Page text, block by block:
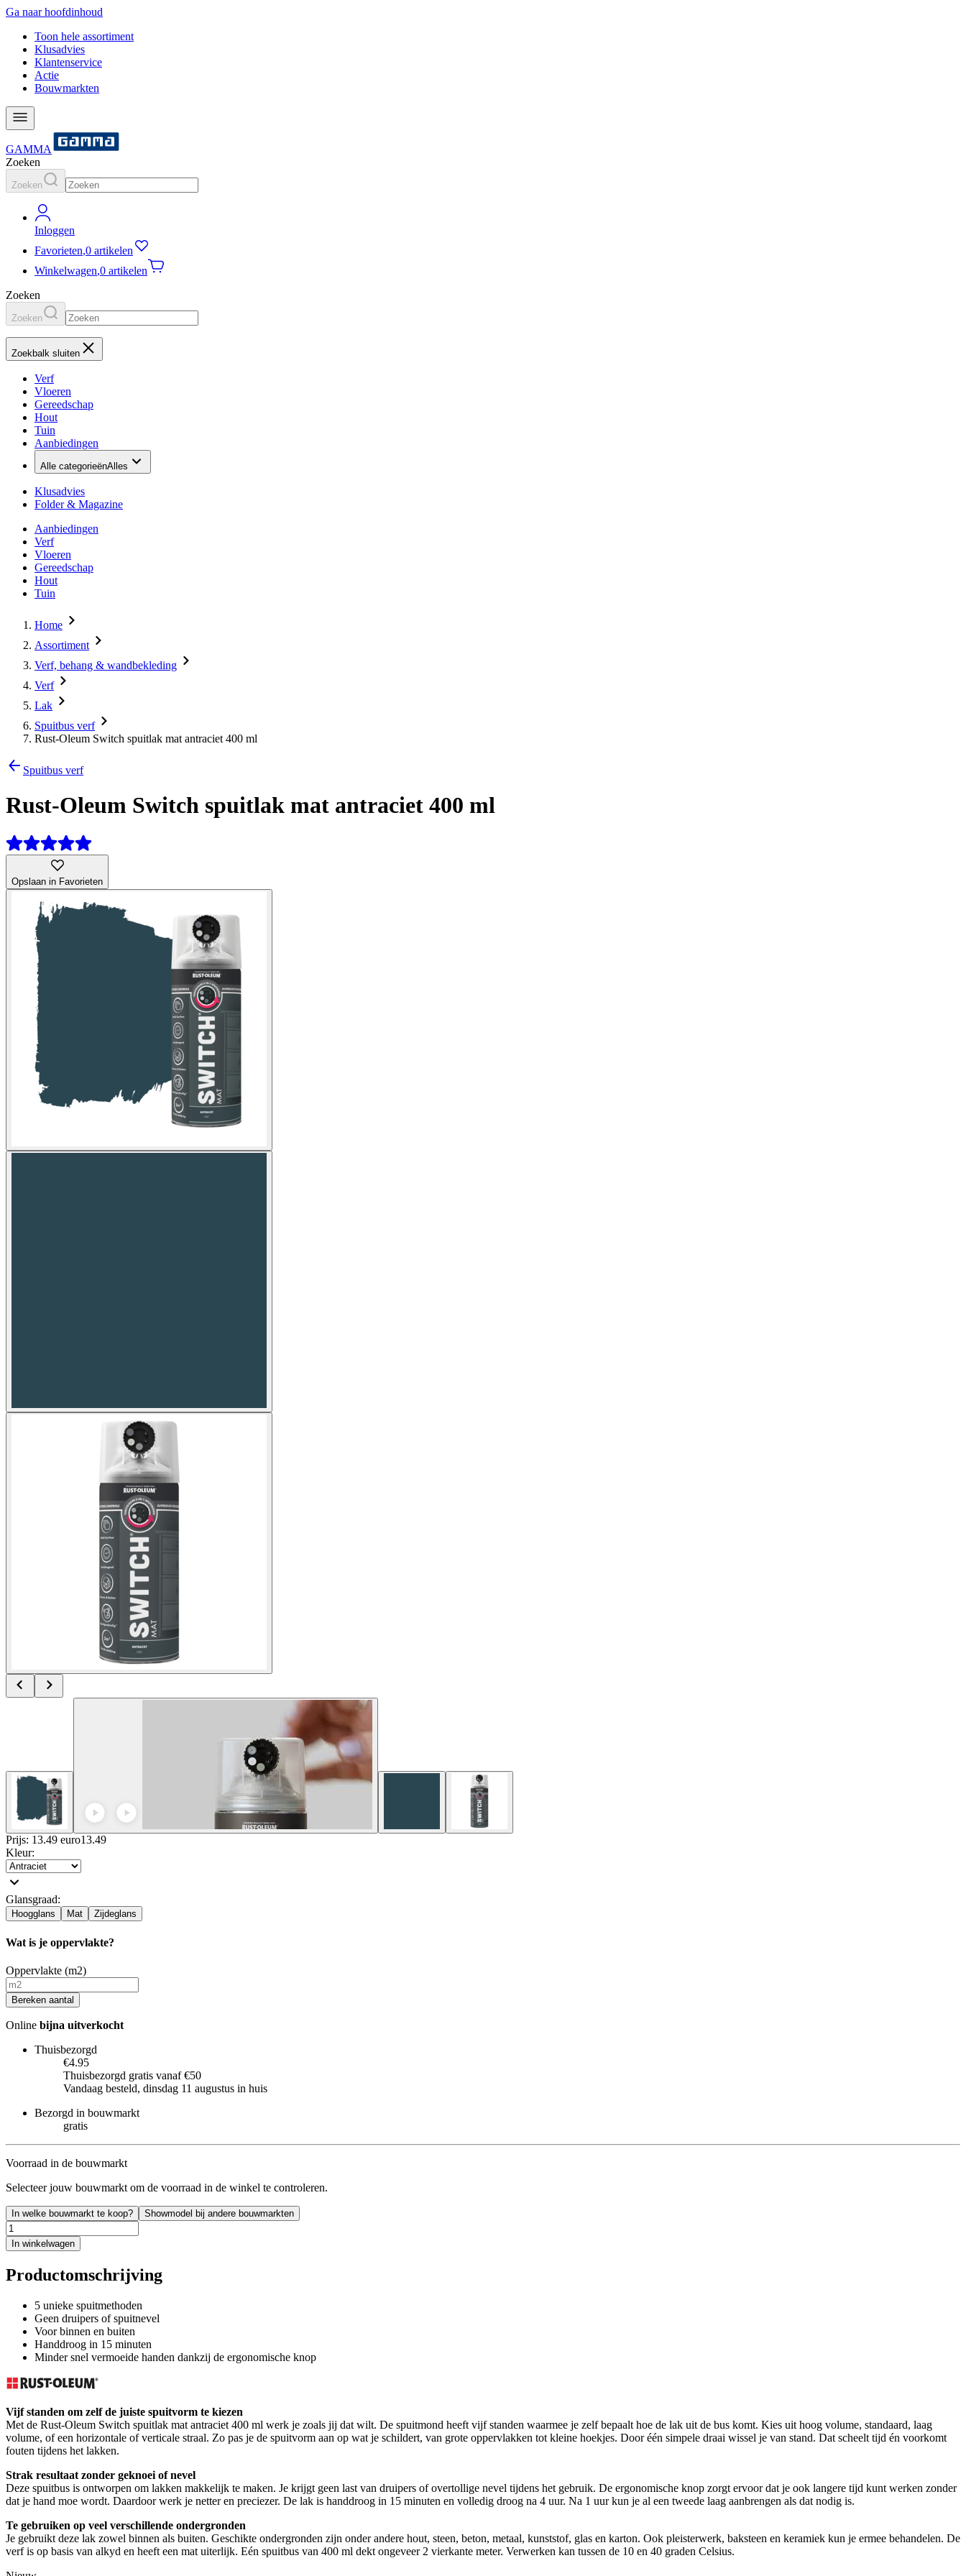
Ga naar hoofdinhoud
Toon hele assortiment
Klusadvies
Klantenservice
Actie
Bouwmarkten
GAMMA
Zoeken
Zoeken
Inloggen
Favorieten,0 artikelen
Winkelwagen,0 artikelen
Zoeken
Zoeken
Zoekbalk sluiten
Verf
Vloeren
Gereedschap
Hout
Tuin
Aanbiedingen
Alle categorieënAlles
Klusadvies
Folder & Magazine
Aanbiedingen
Verf
Vloeren
Gereedschap
Hout
Tuin
Home
Assortiment
Verf, behang & wandbekleding
Verf
Lak
Spuitbus verf
Rust-Oleum Switch spuitlak mat antraciet 400 ml
Spuitbus verf
Rust-Oleum Switch spuitlak mat antraciet 400 ml
Opslaan in Favorieten
Prijs: 13.49 euro13.49
Kleur:
Glansgraad:
Hoogglans Mat Zijdeglans
Wat is je oppervlakte?
Oppervlakte (m2)
Bereken aantal
Online bijna uitverkocht
Thuisbezorgd
€4.95
Thuisbezorgd gratis vanaf €50
Vandaag besteld, dinsdag 11 augustus in huis
Bezorgd in bouwmarkt
gratis
Voorraad in de bouwmarkt
Selecteer jouw bouwmarkt om de voorraad in de winkel te controleren.
In welke bouwmarkt te koop? Showmodel bij andere bouwmarkten
In winkelwagen
Productomschrijving
5 unieke spuitmethoden
Geen druipers of spuitnevel
Voor binnen en buiten
Handdroog in 15 minuten
Minder snel vermoeide handen dankzij de ergonomische knop
Vijf standen om zelf de juiste spuitvorm te kiezen
Met de Rust-Oleum Switch spuitlak mat antraciet 400 ml werk je zoals jij dat wilt. De spuitmond heeft vijf standen waarmee je zelf bepaalt hoe de lak uit de bus komt. Kies uit hoog volume, standaard, laag
volume, of een horizontale of verticale straal. Zo pas je de spuitvorm aan op wat je schildert, van grote oppervlakken tot kleine hoekjes. Door één simpele draai wissel je van stand. Dat scheelt tijd én voorkomt
fouten tijdens het lakken.
Strak resultaat zonder geknoei of nevel
Deze spuitbus is ontworpen om lakken makkelijk te maken. Je krijgt geen last van druipers of overtollige nevel tijdens het gebruik. De ergonomische knop zorgt ervoor dat je ook langere tijd kunt werken zonder
dat je hand moe wordt. Daardoor werk je netter en preciezer. De lak is handdroog in 15 minuten en volledig droog na 4 uur. Na 1 uur kun je al een tweede laag aanbrengen als dat nodig is.
Te gebruiken op veel verschillende ondergronden
Je gebruikt deze lak zowel binnen als buiten. Geschikte ondergronden zijn onder andere hout, steen, beton, metaal, kunststof, glas en karton. Ook pleisterwerk, baksteen en keramiek kun je ermee behandelen. De
verf is op basis van alkyd en heeft een mat uiterlijk. Eén spuitbus van 400 ml dekt ongeveer 2 vierkante meter. Verwerken kan tussen de 10 en 40 graden Celsius.